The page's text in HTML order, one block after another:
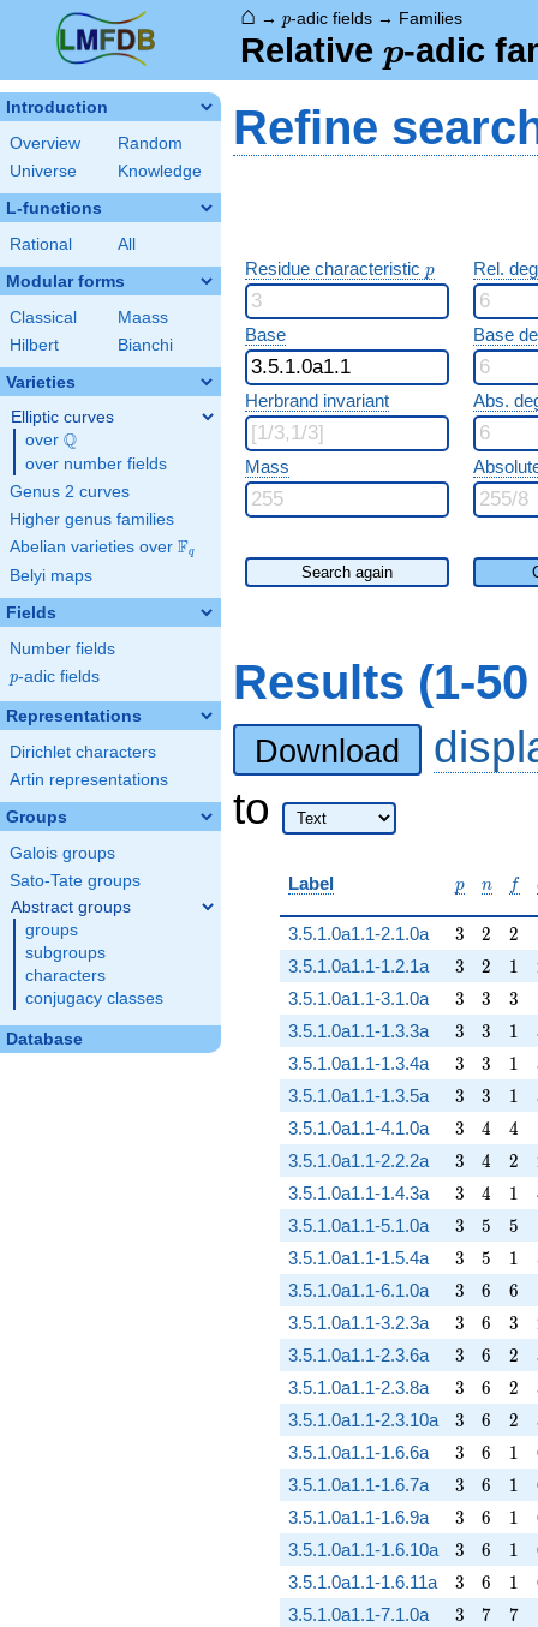
⌂ →p-adic fields → Families
Relativep
p-adic
Introduction
Overview
Random
Universe
Knowledge
L-functions
Rational All
Modular forms
Classical
Maass
Hilbert
Bianchi
Varieties
Elliptic curves
over \Q
Q
over number fields
Genus 2 curves
Higher genus families
Abelian varieties over \F_{q}
Fq
Belyi maps
Fields
Number fields
p
p-adic fields
Representations
Dirichlet characters
Artin representations
Groups
Galois groups
Sato-Tate groups
Abstract groups
groups
subgroups
characters
conjugacy classes
Database
Refine
Residue characteristic p
p Rel.
Base Base
Herbrand invariant Abs.
Mass
Search again
Results (1-
Download
to
Label p
p n
n ff
3.5.1.0a1.1-2.1.0a 3
3 2
2 2
2
3.5.1.0a1.1-1.2.1a 3
3 2
2 11
3.5.1.0a1.1-3.1.0a 3
3 3
3 3
3
3.5.1.0a1.1-1.3.3a 3
3 3
3 11
3.5.1.0a1.1-1.3.4a 3
3 3
3 11
3.5.1.0a1.1-1.3.5a 3
3 3
3 11
3.5.1.0a1.1-4.1.0a 3
3 4
4 4
4
3.5.1.0a1.1-2.2.2a 3
3 4
4 2
2
3.5.1.0a1.1-1.4.3a 3
3 4
4 11
3.5.1.0a1.1-5.1.0a 3
3 5
5 5
5
3.5.1.0a1.1-1.5.4a 3
3 5
5 11
3.5.1.0a1.1-6.1.0a 3
3 6
6 6
6
3.5.1.0a1.1-3.2.3a 3
3 6
6 3
3
3.5.1.0a1.1-2.3.6a 3
3 6
6 2
2
3.5.1.0a1.1-2.3.8a 3
3 6
6 2
2
3.5.1.0a1.1-2.3.10a 3
3 6
6 2
2
3.5.1.0a1.1-1.6.6a 3
3 6
6 11
3.5.1.0a1.1-1.6.7a 3
3 6
6 11
3.5.1.0a1.1-1.6.9a 3
3 6
6 11
3.5.1.0a1.1-1.6.10a 3
3 6
6 11
3.5.1.0a1.1-1.6.11a 3
3 6
6 11
3.5.1.0a1.1-7.1.0a 3
3 7
7 7
7